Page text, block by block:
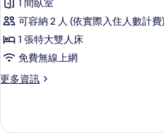
條
級
客
房,
張
大
可容納 2 人 (依實際入住人數計費)
1 張特大雙人床
免費無線上網
更多資訊
更
客